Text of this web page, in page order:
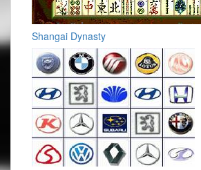
Shangai Dynasty